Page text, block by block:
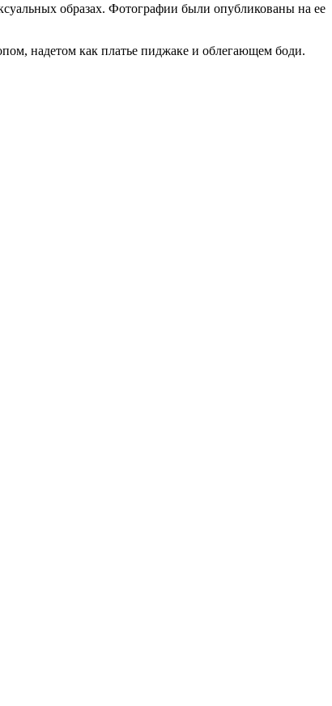
образах. Фотографии были опубликованы на ее
надетом как платье пиджаке и облегающем боди.